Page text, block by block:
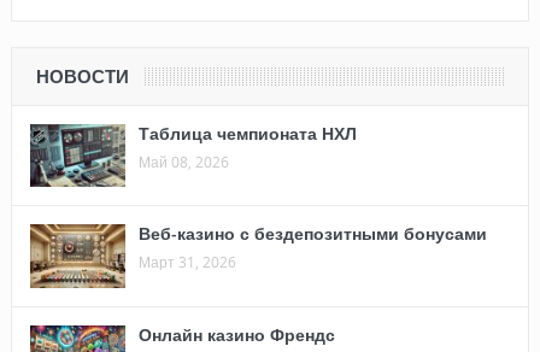
НОВОСТИ
Таблица чемпионата НХЛ
Май 08, 2026
Веб-казино с бездепозитными бонусами
Март 31, 2026
Онлайн казино Френдс